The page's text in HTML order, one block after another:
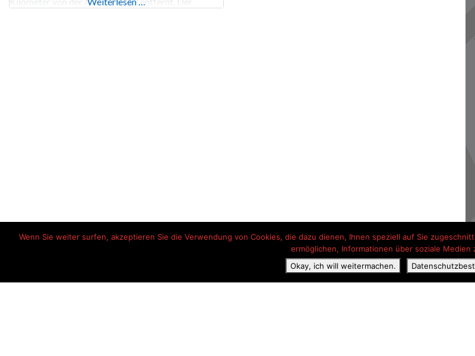
Wenn Sie weiter surfen, akzeptieren Sie die Verwendung von Cookies, die dazu dienen, Ihnen speziell auf Sie
ermöglichen, Informationen über soziale Medien
Okay, ich will weitermachen.